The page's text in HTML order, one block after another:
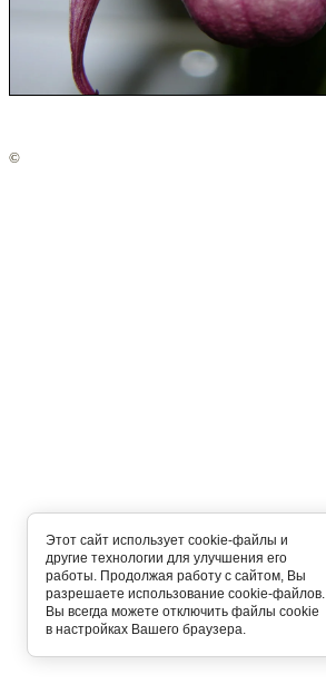
©
Этот сайт использует cookie-файлы и
другие технологии для улучшения его
работы. Продолжая работу с сайтом, Вы
разрешаете использование cookie-файлов.
Вы всегда можете отключить файлы cookie
в настройках Вашего браузера.